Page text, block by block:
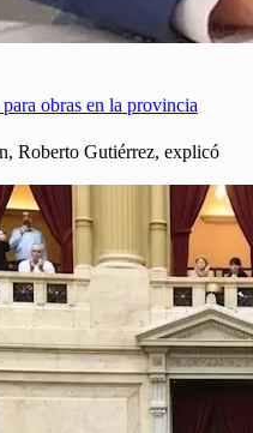
obras en la provincia
Roberto Gutiérrez, explicó